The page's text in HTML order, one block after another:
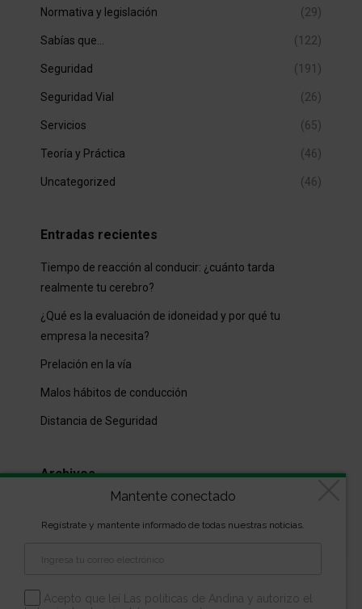
Normativa y legislación (29)
Sabías que… (122)
Seguridad (191)
Seguridad Vial (26)
Servicios (65)
Teoría y Práctica (46)
Uncategorized (46)
Entradas recientes
Tiempo de reacción al conducir: ¿cuánto tarda
realmente tu cerebro?
¿Qué es la evaluación de idoneidad y por qué tu
empresa la necesita?
Prelación en la vía
Malos hábitos de conducción
Distancia de Seguridad
Archivos
propiedad de la Escuela Andina | Todos los derechos
Mantente conectado
Regístrate y mantente informado de todas nuestras noticias.
Acepto que leí Las políticas de Andina y autorizo el